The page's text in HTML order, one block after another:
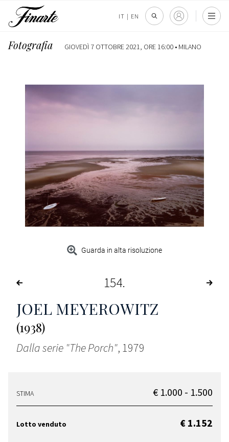
IT | EN
Fotografia GIOVEDÌ 7 OTTOBRE 2021, ORE 16:00 • MILANO
Guarda in alta risoluzione
154
JOEL MEYEROWITZ
(1938)
Dalla serie "The Porch", 1979
STIMA € 1.000 - 1.500
Lotto venduto € 1.152